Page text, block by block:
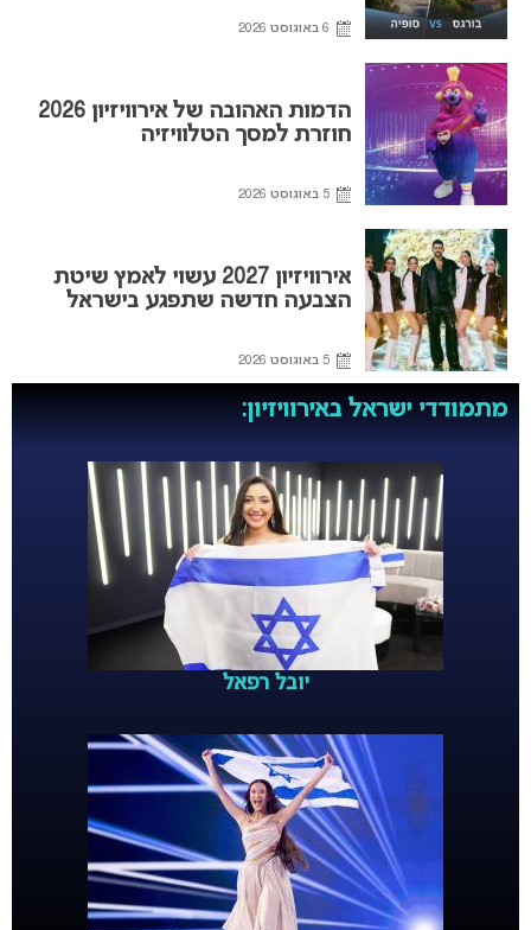
6 באוגוסט 2026
הדמות האהובה של אירוויזיון 2026
חוזרת למסך הטלוויזיה
5 באוגוסט 2026
אירוויזיון 2027 עשוי לאמץ שיטת
הצבעה חדשה שתפגע בישראל
5 באוגוסט 2026
מתמודדי ישראל באירוויזיון:
יובל רפאל